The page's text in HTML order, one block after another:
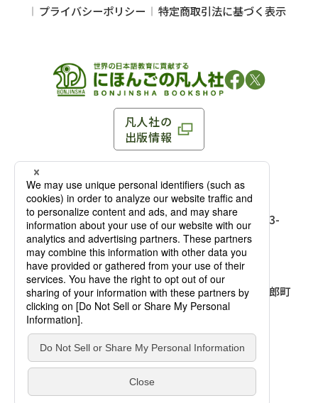
凡人社の本を見る
凡人社の
出版情報
〒102-0093 東京都千代田区平河町 1-3-13 8F
TEL：03-3263-3959／FAX：03-3263-3116
麹町店
〒102-0093 東京都千代田区平河町1-3-
13 8F［アクセス］
TEL：03-3239-8673／FAX：03-3263-
3116
大阪店
〒541-0056 大阪府大阪市中央区久太郎町
4-2-10
大西ビルディング 1階［
TEL：06-4256-2684／FAX：03-6733-
7887
プライバシーポリシー
特定商取引法に基づく表示
© Bonjinsha Co., LTD. All Rights Reserved.